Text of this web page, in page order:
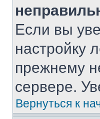
Если вы
настройку
прежнему
сервере.
Вернуться к